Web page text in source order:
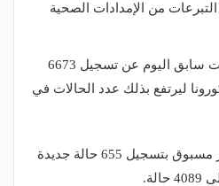
التبرعات من الإمدادات الصحية
وكانت إسبانيا أعلنت في وقت سابق اليوم عن تسجيل 6673
ليرتفع بذلك عدد الحالات في
وسجلت الوفيات ارتفاعًا غير مسبوق بتسجيل 655 حالة جديدة